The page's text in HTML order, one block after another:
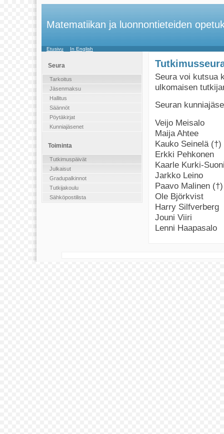
Matematiikan ja luonnontieteiden
Etusivu In English
Seura voi kutsua
ulkomaisen
Seuran
Veijo Meisalo
Maija Ahtee
Kauko Seinelä (†)
Erkki Pehkonen
Kaarle Kurki-
Jarkko Leino
Paavo Malinen (†)
Ole Björkvist
Harry Silfverberg
Jouni Viiri
Lenni Haapasalo
Seura
Tarkoitus
Jäsenmaksu
Hallitus
Säännöt
Pöytäkirjat
Kunniajäsenet
Toiminta
Tutkimuspäivät
Julkaisut
Gradupalkinnot
Tutkijakoulu
Sähköpostilista